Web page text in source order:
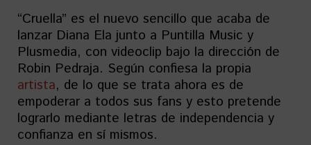
“Cruella” es el nuevo sencillo que acaba de
lanzar Diana Ela junto a Puntilla Music y
Plusmedia, con videoclip bajo la dirección de
Robin Pedraja. Según confiesa la propia
artista, de lo que se trata ahora es de
empoderar a todos sus fans y esto pretende
lograrlo mediante letras de independencia y
confianza en sí mismos.